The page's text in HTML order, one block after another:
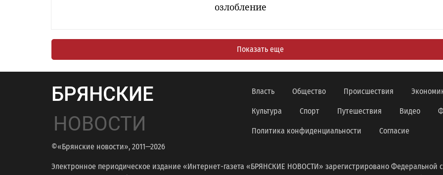
озлобление
Показать еще
БРЯНСКИЕ
НОВОСТИ
©«Брянские новости», 2011—2026
Власть Общество Происшествия
Культура Спорт Путешествия Видео
Политика конфиденциальности Согласие
Электронное периодическое издание «Интернет-газета «БРЯНСКИЕ НОВОСТИ» зарегистрировано Федеральной